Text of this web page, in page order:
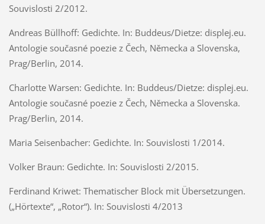
Souvislosti 2/2012.
Andreas Büllhoff: Gedichte. In: Buddeus/Dietze: displej.eu.
Antologie současné poezie z Čech, Německa a Slovenska,
Prag/Berlin, 2014.
Charlotte Warsen: Gedichte. In: Buddeus/Dietze: displej.eu.
Antologie současné poezie z Čech, Německa a Slovenska.
Prag/Berlin, 2014.
Maria Seisenbacher: Gedichte. In: Souvislosti 1/2014.
Volker Braun: Gedichte. In: Souvislosti 2/2015.
Ferdinand Kriwet: Thematischer Block mit Übersetzungen.
(„Hörtexte“, „Rotor“). In: Souvislosti 4/2013